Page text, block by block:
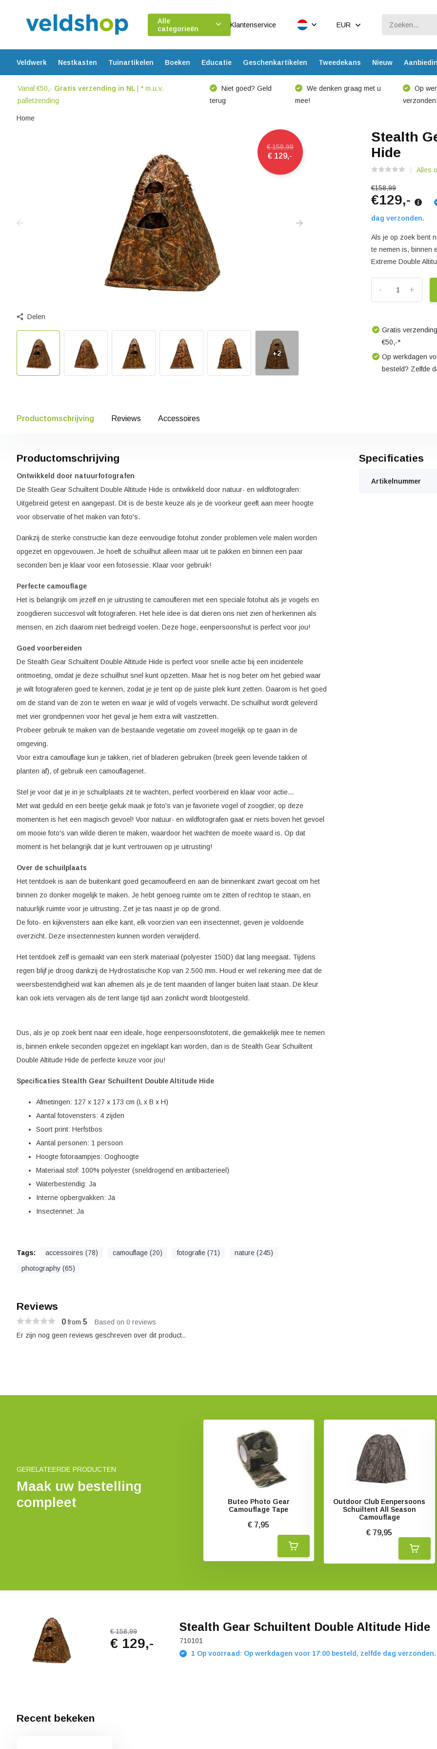
Alle
categorieën
Klantenservice EUR
Veldwerk Nestkasten Tuinartikelen Boeken Educatie Geschenkartikelen Tweedekans Nieuw
Vanaf €50,- Gratis verzending in NL| * m.u.v.
palletzending
Niet goed? Geld
terug
We denken graag met u
mee!
Op
Home
€ 158,99
€ 129,-
Delen
+2
Stealth
Hide
Alles
€158,99
€129,-
dag verzonden.
Als je op zoek bent
te nemen is, binnen
Extreme Double
+
-
Gratis
€50,-*
Op werkdagen
besteld? Zelfde
Productomschrijving Reviews Accessoires
Productomschrijving
Ontwikkeld door natuurfotografen
De Stealth Gear Schuiltent Double Altitude Hide is ontwikkeld door natuur- en wildfotografen:
Uitgebreid getest en aangepast. Dit is de beste keuze als je de voorkeur geeft aan meer hoogte
voor observatie of het maken van foto's.
Dankzij de sterke constructie kan deze eenvoudige fotohut zonder problemen vele malen worden
opgezet en opgevouwen. Je hoeft de schuilhut alleen maar uit te pakken en binnen een paar
seconden ben je klaar voor een fotosessie. Klaar voor gebruik!
Perfecte camouflage
Het is belangrijk om jezelf en je uitrusting te camoufleren met een speciale fotohut als je vogels en
zoogdieren succesvol wilt fotograferen. Het hele idee is dat dieren ons niet zien of herkennen als
mensen, en zich daarom niet bedreigd voelen. Deze hoge, eenpersoonshut is perfect voor jou!
Goed voorbereiden
De Stealth Gear Schuiltent Double Altitude Hide is perfect voor snelle actie bij een incidentele
ontmoeting, omdat je deze schuilhut snel kunt opzetten. Maar het is nog beter om het gebied waar
je wilt fotograferen goed te kennen, zodat je je tent op de juiste plek kunt zetten. Daarom is het goed
om de stand van de zon te weten en waar je wild of vogels verwacht. De schuilhut wordt geleverd
met vier grondpennen voor het geval je hem extra wilt vastzetten.
Probeer gebruik te maken van de bestaande vegetatie om zoveel mogelijk op te gaan in de
omgeving.
Voor extra camouflage kun je takken, riet of bladeren gebruiken (breek geen levende takken of
planten af), of gebruik een camouflagenet.
Stel je voor dat je in je schuilplaats zit te wachten, perfect voorbereid en klaar voor actie...
Met wat geduld en een beetje geluk maak je foto's van je favoriete vogel of zoogdier, op deze
momenten is het een magisch gevoel! Voor natuur- en wildfotografen gaat er niets boven het gevoel
om mooie foto's van wilde dieren te maken, waardoor het wachten de moeite waard is. Op dat
moment is het belangrijk dat je kunt vertrouwen op je uitrusting!
Over de schuilplaats
Het tentdoek is aan de buitenkant goed gecamoufleerd en aan de binnenkant zwart gecoat om het
binnen zo donker mogelijk te maken. Je hebt genoeg ruimte om te zitten of rechtop te staan, en
natuurlijk ruimte voor je uitrusting. Zet je tas naast je op de grond.
De foto- en kijkvensters aan elke kant, elk voorzien van een insectennet, geven je voldoende
overzicht. Deze insectennesten kunnen worden verwijderd.
Het tentdoek zelf is gemaakt van een sterk materiaal (polyester 150D) dat lang meegaat. Tijdens
regen blijf je droog dankzij de Hydrostatische Kop van 2.500 mm. Houd er wel rekening mee dat de
weersbestendigheid wat kan afnemen als je de tent maanden of langer buiten laat staan. De kleur
kan ook iets vervagen als de tent lange tijd aan zonlicht wordt blootgesteld.
Dus, als je op zoek bent naar een ideale, hoge eenpersoonsfototent, die gemakkelijk mee te nemen
is, binnen enkele seconden opgezet en ingeklapt kan worden, dan is de Stealth Gear Schuiltent
Double Altitude Hide de perfecte keuze voor jou!
Specificaties Stealth Gear Schuiltent Double Altitude Hide
Afmetingen: 127 x 127 x 173 cm (L x B x H)
Aantal fotovensters: 4 zijden
Soort print: Herfstbos
Aantal personen: 1 persoon
Hoogte fotoraampjes: Ooghoogte
Materiaal stof: 100% polyester (sneldrogend en antibacterieel)
Waterbestendig: Ja
Interne opbergvakken: Ja
Insectennet: Ja
Tags: accessoires (78) camouflage (20) fotografie (71)
nature (245)
photography (65)
Specificaties
Artikelnummer
Reviews
0from 5
Based on 0 reviews
Er zijn nog geen reviews geschreven over dit product..
GERELATEERDE PRODUCTEN
Maak uw bestelling
compleet
Buteo Photo Gear
Camouflage Tape
€ 7,95
Outdoor Club Eenpersoons
Schuiltent All Season
Camouflage
€ 79,95
€ 158,99
€ 129,-
Stealth Gear Schuiltent Double Altitude Hide
710101
1 Op voorraad: Op werkdagen voor 17:00 besteld, zelfde dag verzonden.
Recent bekeken